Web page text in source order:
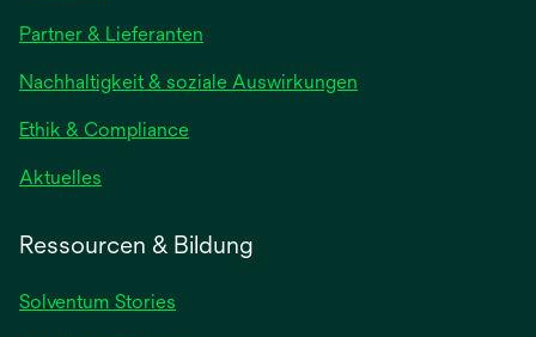
einer
neuen
geöffnet
Partner & Lieferanten
Nachhaltigkeit & soziale Auswirkungen
Ethik & Compliance
Aktuelles
Registerkarte
Ressourcen & Bildung
Solventum Stories